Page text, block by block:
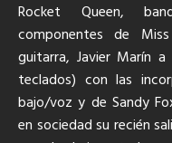
Rocket Queen,
componentes de
guitarra, Javier Marín
teclados) con las
bajo/voz y de Sandy
en sociedad su recién